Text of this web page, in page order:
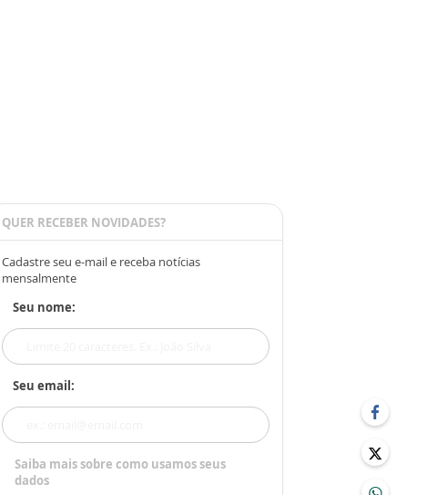
QUER RECEBER NOVIDADES?
Cadastre seu e-mail e receba notícias
mensalmente
Seu nome:
Seu email:
Saiba mais sobre como usamos seus
dados